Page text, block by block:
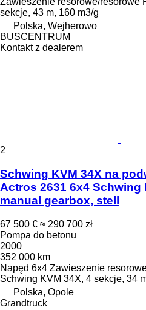
sekcje, 43 m, 160 m3/g
Polska, Wejherowo
BUSCENTRUM
Kontakt z dealerem
2
Schwing KVM 34X na
Actros 2631 6x4 Schwing
manual gearbox, stell
67 500 € ≈ 290 700 zł
Pompa do betonu
2000
352 000 km
Napęd 6x4 Zawieszenie
Schwing KVM 34X, 4 sekcje, 34
Polska, Opole
Grandtruck